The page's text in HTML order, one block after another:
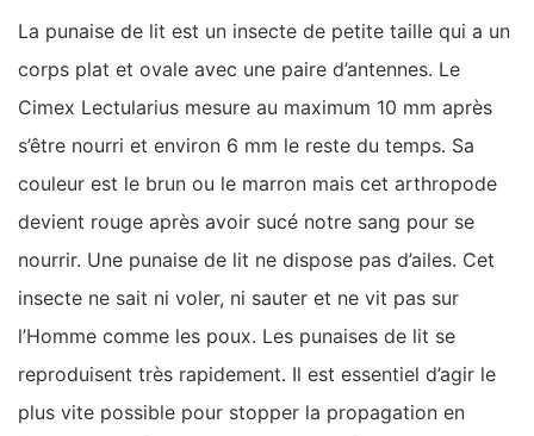
La punaise de lit est un insecte de petite taille qui a un
corps plat et ovale avec une paire d’antennes. Le
Cimex Lectularius mesure au maximum 10 mm après
s’être nourri et environ 6 mm le reste du temps. Sa
couleur est le brun ou le marron mais cet arthropode
devient rouge après avoir sucé notre sang pour se
nourrir. Une punaise de lit ne dispose pas d’ailes. Cet
insecte ne sait ni voler, ni sauter et ne vit pas sur
l’Homme comme les poux. Les punaises de lit se
reproduisent très rapidement. Il est essentiel d’agir le
plus vite possible pour stopper la propagation en